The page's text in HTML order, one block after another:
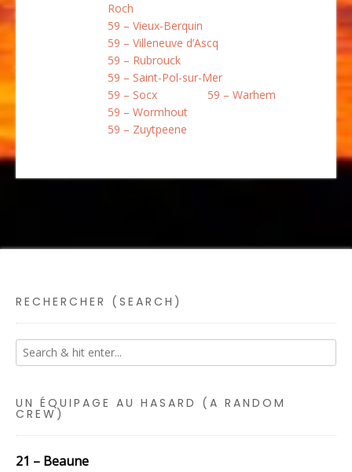
Roch
59 – Vieux-Berquin
59 – Villeneuve d’Ascq
59 – Rubrouck
59 – Saint-Pol-sur-Mer
59 – Socx
59 – Warhem
59 – Wormhout
59 – Zuytpeene
RECHERCHER (SEARCH)
UN ÉQUIPAGE AU HASARD (A RANDOM
CREW)
21 – Beaune